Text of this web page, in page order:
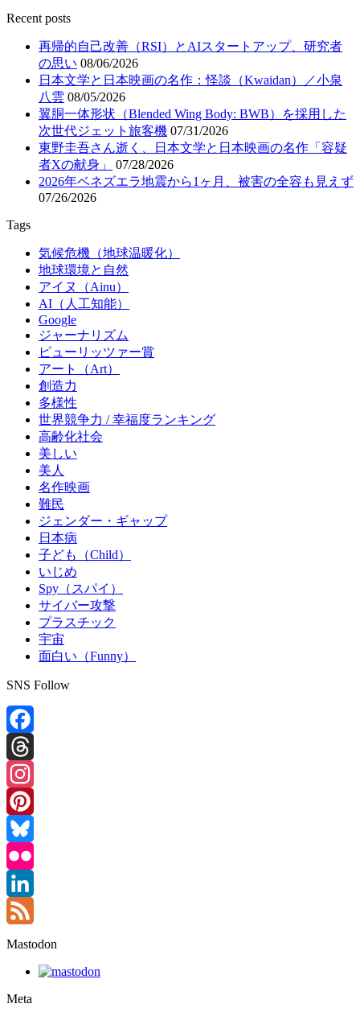
Recent posts
再帰的自己改善（RSI）とAIスタートアップ、研究者
の思い 08/06/2026
日本文学と日本映画の名作：怪談（Kwaidan）／小泉
八雲 08/05/2026
翼胴一体形状（Blended Wing Body: BWB）を採用した
次世代ジェット旅客機 07/31/2026
東野圭吾さん逝く、日本文学と日本映画の名作「容疑
者Xの献身」
07/28/2026
2026年ベネズエラ地震から1ヶ月、被害の全容も見えず
07/26/2026
Tags
気候危機（地球温暖化）
地球環境と自然
アイヌ（Ainu）
AI（人工知能）
Google
ジャーナリズム
ピューリッツァー賞
アート（Art）
創造力
多様性
世界競争力 / 幸福度ランキング
高齢化社会
美しい
美人
名作映画
難民
ジェンダー・ギャップ
日本病
子ども（Child）
いじめ
Spy（スパイ）
サイバー攻撃
プラスチック
宇宙
面白い（Funny）
SNS Follow
Facebook
Threads
Instagram
Pinterest
Bluesky
Flickr
LinkedIn
Feed
Mastodon
Meta